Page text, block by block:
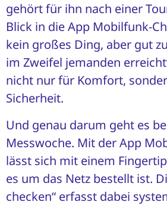
gehört für ihn nach einer
Blick in die App Mobilfunk-
kein großes Ding, aber gut
im Zweifel jemanden
nicht nur für Komfort,
Sicherheit.
Und genau darum geht es
Messwoche. Mit der App
lässt sich mit einem
es um das Netz bestellt ist.
checken“ erfasst dabei